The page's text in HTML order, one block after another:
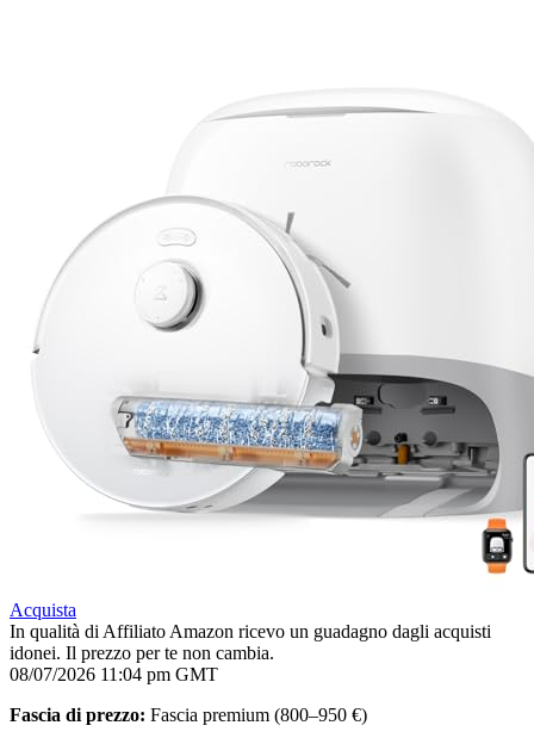
Acquista
In qualità di Affiliato Amazon ricevo un guadagno dagli acquisti
idonei. Il prezzo per te non cambia.
08/07/2026 11:04 pm GMT
Fascia di prezzo: Fascia premium (800–950 €)